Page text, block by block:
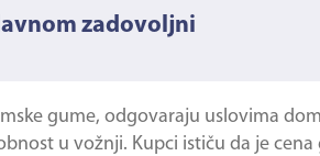
zadovoljni
gume, odgovaraju uslovima
u vožnji. Kupci ističu da je